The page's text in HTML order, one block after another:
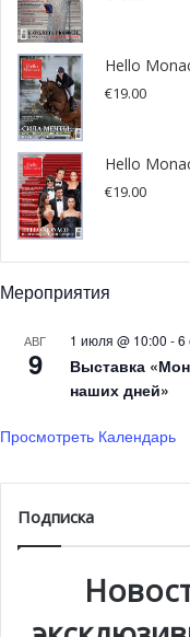
Фото: gouv.mc
Hello
€19.00
Hello
€19.00
Мероприятия
АВГ
9
1 июля @ 10:00 -6
Выставка
наших дней»
Просмотреть Календарь
Подписка